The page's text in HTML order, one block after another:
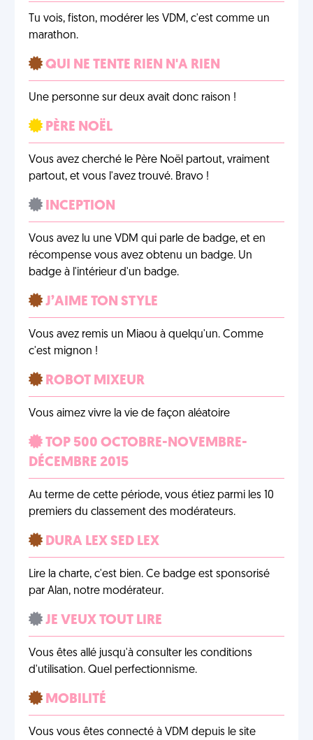
Tu vois, fiston, modérer les VDM, c'est comme un
marathon.
QUI NE TENTE RIEN N'A RIEN
Une personne sur deux avait donc raison !
PÈRE NOËL
Vous avez cherché le Père Noël partout, vraiment
partout, et vous l'avez trouvé. Bravo !
INCEPTION
Vous avez lu une VDM qui parle de badge, et en
récompense vous avez obtenu un badge. Un
badge à l'intérieur d'un badge.
J’AIME TON STYLE
Vous avez remis un Miaou à quelqu'un. Comme
c'est mignon !
ROBOT MIXEUR
Vous aimez vivre la vie de façon aléatoire
TOP 500 OCTOBRE-NOVEMBRE-
DÉCEMBRE 2015
Au terme de cette période, vous étiez parmi les 10
premiers du classement des modérateurs.
DURA LEX SED LEX
Lire la charte, c'est bien. Ce badge est sponsorisé
par Alan, notre modérateur.
JE VEUX TOUT LIRE
Vous êtes allé jusqu'à consulter les conditions
d'utilisation. Quel perfectionnisme.
MOBILITÉ
Vous vous êtes connecté à VDM depuis le site